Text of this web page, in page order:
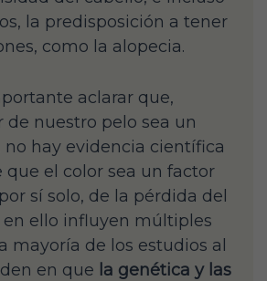
la predisposición a tener
como la alopecia.
aclarar que,
de nuestro pelo sea un
no hay evidencia científica
el color sea un factor
sí solo, de la pérdida del
en ello influyen múltiples
mayoría de los estudios al
en que la genética y las